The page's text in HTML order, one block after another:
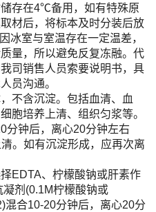
存在4℃备用，如有特殊原
材后，将标本及时分装后放
室与室温存在一定温差，
量，所以避免反复冻融。代
司销售人员索要说明书，具
员沟通。
不含沉淀。包括血清、血
胞培养上清、组织匀浆等。
分钟后，离心20分钟左右
。如有沉淀形成，应再次离
EDTA、柠檬酸钠或肝素作
剂(0.1M柠檬酸钠或
混合10-20分钟后，离心20分